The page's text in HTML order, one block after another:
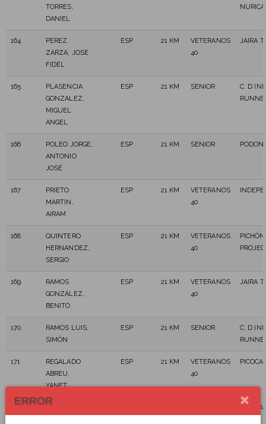
TORRES,
DANIEL
164
PEREZ
ZARZA, JOSE
FIDEL
ESP 21 KM
VETERANOS
40
JAIRA
165
PLASENCIA
GONZALEZ,
MIGUEL
ANGEL
ESP 21 KM SENIOR
C. D
166
POLEO JORGE,
ANTONIO
JOSÉ
ESP 21 KM SENIOR
167
PRIETO
MARTIN,
AIRAM
ESP 21 KM
VETERANOS
40
168
QUINTERO
HERNANDEZ,
SERGIO
ESP 21 KM
VETERANOS
40
169
RAMOS
GONZÁLEZ,
BENITO
ESP 21 KM
VETERANOS
40
JAIRA
170
RAMOS LUIS,
SIMÓN
ESP 21 KM SENIOR
C. D
171
REGALADO
ABREU,
YANET
ESP 21 KM
VETERANOS
40
C.D.
ERROR